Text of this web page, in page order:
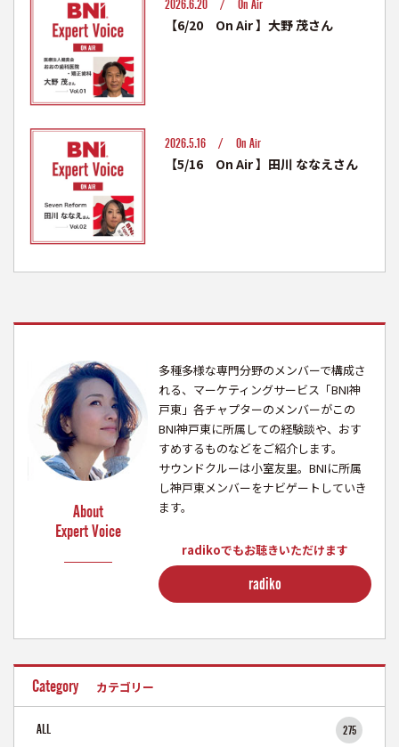
2026.6.20 /On Air
【6/20 On Air 】大野 茂さん
2026.5.16 /On Air
【5/16 On Air 】田川 ななえさん
About
Expert Voice
多種多様な専門分野のメンバーで構成さ
れる、マーケティングサービス「BNI神
戸東」各チャプターのメンバーがこの
BNI神戸東に所属しての経験談や、おす
すめするものなどをご紹介します。
サウンドクルーは小室友里。BNIに所属
し神戸東メンバーをナビゲートしていき
ます。
radikoでもお聴きいただけます
radiko
Category カテゴリー
ALL 275